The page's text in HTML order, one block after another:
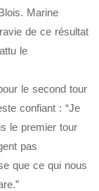
Marine
de ce résultat
le
le second tour
confiant : “Je
le premier tour
pas
que ce qui nous